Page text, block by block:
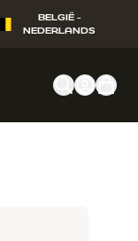
BELGIË -
NEDERLANDS